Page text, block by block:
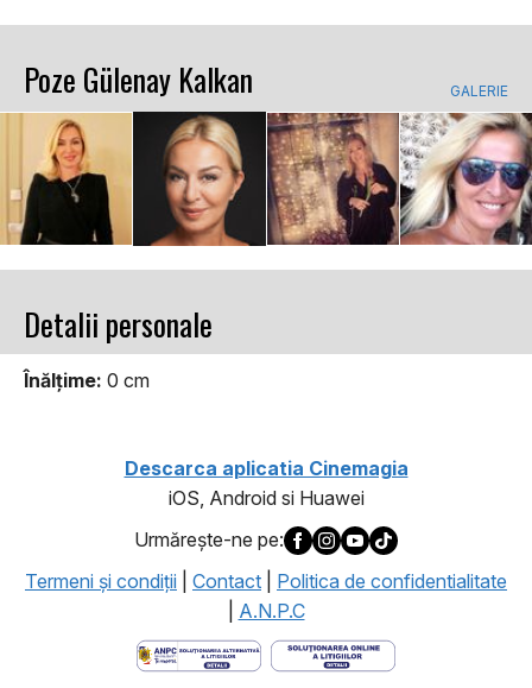
Poze Gülenay Kalkan GALERIE
Detalii personale
Înălţime: 0 cm
Descarca aplicatia Cinemagia
iOS, Android si Huawei
Urmăreşte-ne pe:
Termeni şi condiţii
Contact
Politica de confidentialitate
A.N.P.C